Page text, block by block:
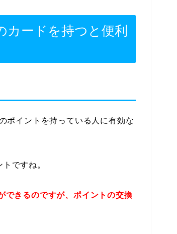
ードを持つと便利
ポイントを持っている人に有効な
ですね。
できるのですが、ポイントの交換